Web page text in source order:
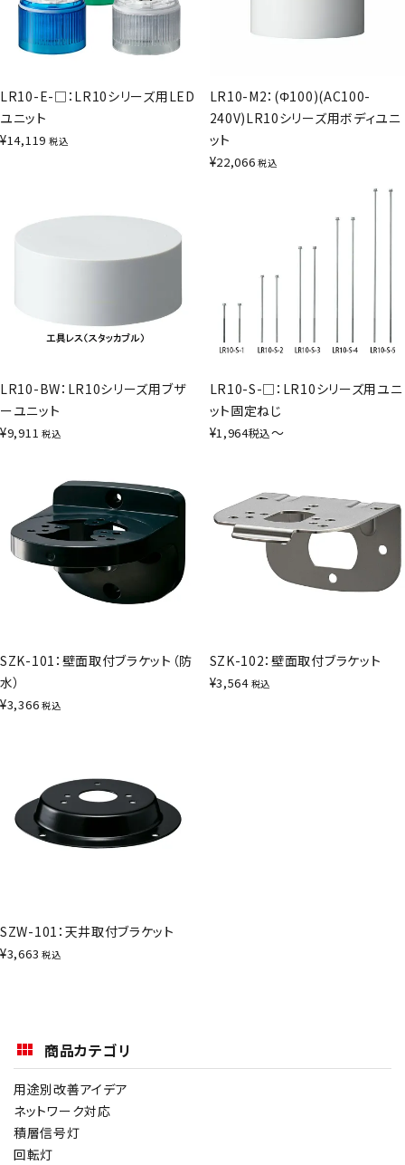
LR10-E-□：LR10シリーズ用LED
ユニット
¥14,119 税込
LR10-M2：(Φ100)(AC100-
240V)LR10シリーズ用ボディユニ
ット
¥22,066 税込
LR10-BW：LR10シリーズ用ブザ
ーユニット
¥9,911 税込
LR10-S-□：LR10シリーズ用ユニ
ット固定ねじ
¥1,964税込〜
SZK-101：壁面取付ブラケット（防
水）
¥3,366 税込
SZK-102：壁面取付ブラケット
¥3,564 税込
SZW-101：天井取付ブラケット
¥3,663 税込
商品カテゴリ
用途別改善アイデア
ネットワーク対応
積層信号灯
回転灯